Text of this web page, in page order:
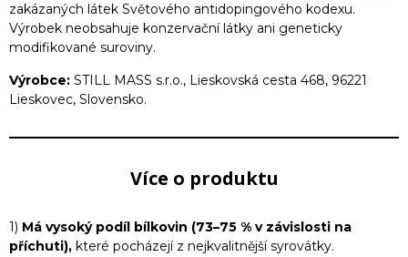
zakázaných látek Světového antidopingového kodexu.
Výrobek neobsahuje konzervační látky ani geneticky
modifikované suroviny.
Výrobce: STILL MASS s.r.o., Lieskovská cesta 468, 96221
Lieskovec, Slovensko.
Více o produktu
1) Má vysoký podíl bílkovin (73–75 % v závislosti na
příchuti), které pocházejí z nejkvalitnější syrovátky.